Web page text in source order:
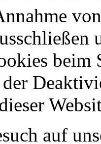
beim
auf